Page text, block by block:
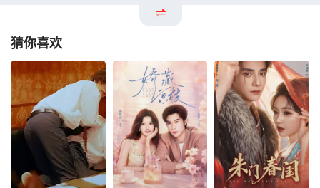
猜你喜欢